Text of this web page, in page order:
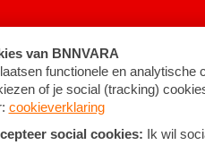
Algemene voorwaarden